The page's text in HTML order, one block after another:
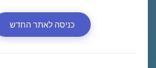
כניסה לאתר החדש